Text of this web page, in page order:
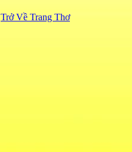
Trở Về Trang Thơ